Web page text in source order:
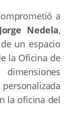
a
Nedela,
un espacio
la Oficina de
la oficina del